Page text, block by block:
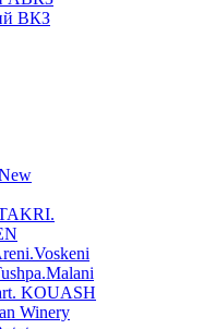
ВКЗ
KOUASH
Winery